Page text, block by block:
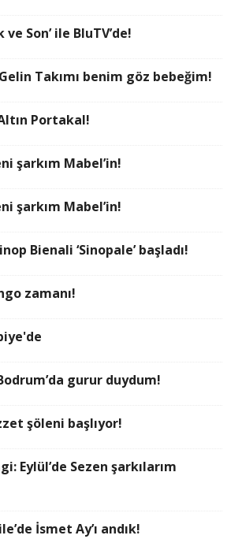
ve Son’ ile BluTV’de!
Takımı benim göz bebeğim!
Portakal!
şarkım Mabel’in!
şarkım Mabel’in!
Bienali ‘Sinopale’ başladı!
zamanı!
gurur duydum!
şöleni başlıyor!
Eylül’de Sezen şarkılarım
İsmet Ay’ı andık!